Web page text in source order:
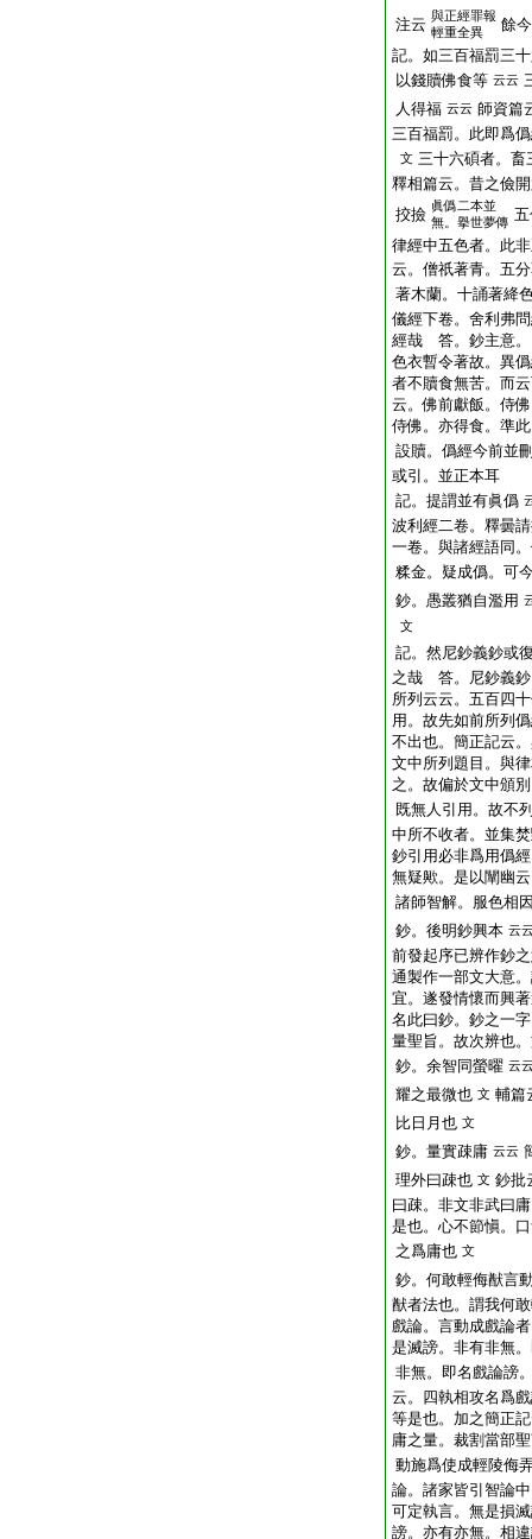
注云 與正經罪報
輕重全異
餘
記。如三百福罰三
以錢贖佛食等 云云
人得福 云云 師資篇
三百福罰。此即爲
文 三十六碩者。畜
釋相篇云。昔之儉
挍撿 眞僞二本並
無。擧世夢傳
律經中五色者。此
云。僧祇著青。五
著木蘭。十誦著絳
儀經下卷。舍利弗
經哉 答。鈔主意。
色衣暫令著故。異
者不贖食無苦。而
云。佛前獻飯。侍
侍佛。亦得食。準
設贖。僞經今前並
或引。並正本耳
記。提謂並有眞僞
波利經二卷。釋曇
一卷。與諸經語同
糅金。疑成僞。可
鈔。愚叢猶自濫用
文
記。然尼鈔義鈔或
之哉 答。尼鈔義鈔
所列云云。五百四
用。故先如前所列
不出也。簡正記云
文中所列題目。與
之。故偏於文中頒
既無人引用。故不
中所不收者。並集
鈔引用必非爲用僞
無疑歟。是以闡幽
諸師智解。服色相
鈔。後明鈔興本 云
前發起序已辨作鈔
通製作一部文大意
宜。遂發情懷而興
名此曰鈔。鈔之一
量聖旨。故次辨也
鈔。余智同螢曜 云
耀之最微也 文 輔篇
比日月也 文
鈔。量實疎庸 云云
理外曰疎也 文 鈔批
曰疎。非文非武曰
是也。心不節愼。
之爲庸也 文
鈔。何敢輕侮猷言
猷者法也。謂我何
戲論。言動成戲論
是滅謗。非有非無
非無。即名戲論謗
云。四執相攻名爲
等是也。加之簡正
庸之量。裁割當部
動施爲使成輕陵侮
論。諸家皆引智論
可定執言。無是損
謗。亦有亦無。相